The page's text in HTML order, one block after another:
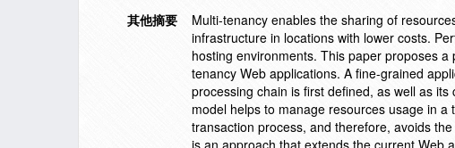
其他摘要
Multi-tenancy enables the sharing of
infrastructure in locations with lower costs.
hosting environments. This paper proposes
tenancy Web applications. A fine-grained
processing chain is first defined, as well as
model helps to manage resources usage in
transaction process, and therefore, avoids
is an approach that extends the current Web